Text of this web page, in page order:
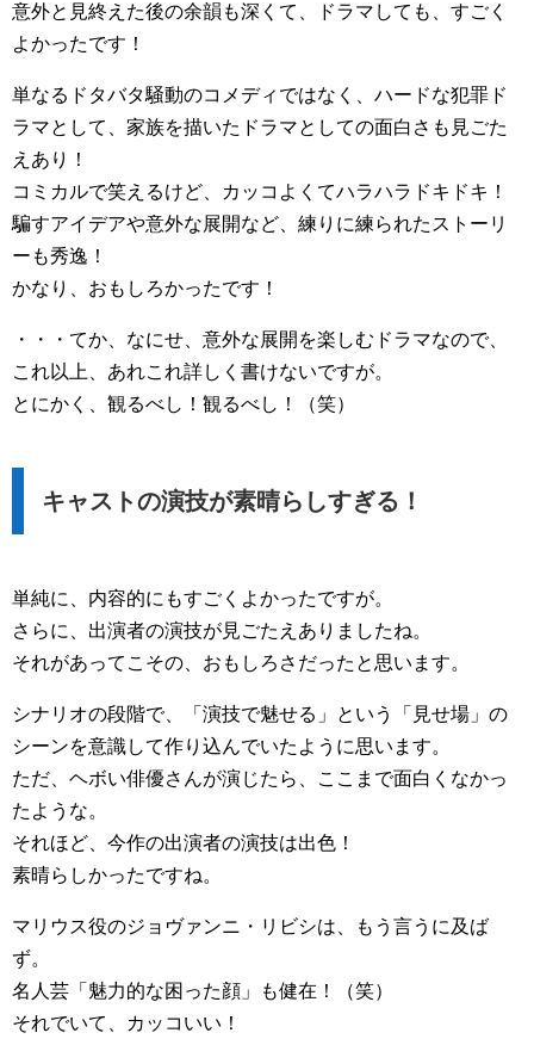
意外と見終えた後の余韻も深くて、ドラマしても、すごく
よかったです！
単なるドタバタ騒動のコメディではなく、ハードな犯罪ド
ラマとして、家族を描いたドラマとしての面白さも見ごた
えあり！
コミカルで笑えるけど、カッコよくてハラハラドキドキ！
騙すアイデアや意外な展開など、練りに練られたストーリ
ーも秀逸！
かなり、おもしろかったです！
・・・てか、なにせ、意外な展開を楽しむドラマなので、
これ以上、あれこれ詳しく書けないですが。
とにかく、観るべし！観るべし！（笑）
キャストの演技が素晴らしすぎる！
単純に、内容的にもすごくよかったですが。
さらに、出演者の演技が見ごたえありましたね。
それがあってこその、おもしろさだったと思います。
シナリオの段階で、「演技で魅せる」という「見せ場」の
シーンを意識して作り込んでいたように思います。
ただ、ヘボい俳優さんが演じたら、ここまで面白くなかっ
たような。
それほど、今作の出演者の演技は出色！
素晴らしかったですね。
マリウス役のジョヴァンニ・リビシは、もう言うに及ば
ず。
名人芸「魅力的な困った顔」も健在！（笑）
それでいて、カッコいい！